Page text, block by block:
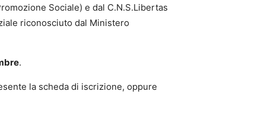
Sociale) e dal C.N.S.Libertas
riconosciuto dal Ministero
.
la scheda di iscrizione, oppure